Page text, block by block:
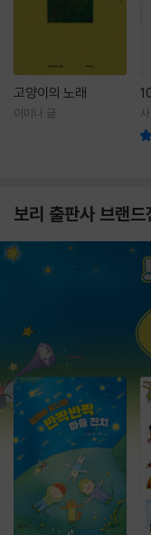
고양이의 노래
이미나 글
역
보리 출판사 브랜드